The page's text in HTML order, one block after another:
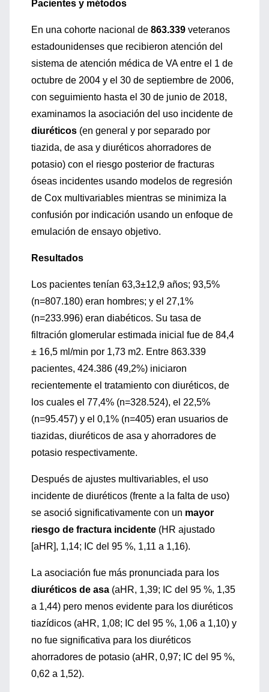
Pacientes y métodos
En una cohorte nacional de 863.339 veteranos
estadounidenses que recibieron atención del
sistema de atención médica de VA entre el 1 de
octubre de 2004 y el 30 de septiembre de 2006,
con seguimiento hasta el 30 de junio de 2018,
examinamos la asociación del uso incidente de
diuréticos (en general y por separado por
tiazida, de asa y diuréticos ahorradores de
potasio) con el riesgo posterior de fracturas
óseas incidentes usando modelos de regresión
de Cox multivariables mientras se minimiza la
confusión por indicación usando un enfoque de
emulación de ensayo objetivo.
Resultados
Los pacientes tenían 63,3±12,9 años; 93,5%
(n=807.180) eran hombres; y el 27,1%
(n=233.996) eran diabéticos. Su tasa de
filtración glomerular estimada inicial fue de 84,4
± 16,5 ml/min por 1,73 m2. Entre 863.339
pacientes, 424.386 (49,2%) iniciaron
recientemente el tratamiento con diuréticos, de
los cuales el 77,4% (n=328.524), el 22,5%
(n=95.457) y el 0,1% (n=405) eran usuarios de
tiazidas, diuréticos de asa y ahorradores de
potasio respectivamente.
Después de ajustes multivariables, el uso
incidente de diuréticos (frente a la falta de uso)
se asoció significativamente con un mayor
riesgo de fractura incidente (HR ajustado
[aHR], 1,14; IC del 95 %, 1,11 a 1,16).
La asociación fue más pronunciada para los
diuréticos de asa (aHR, 1,39; IC del 95 %, 1,35
a 1,44) pero menos evidente para los diuréticos
tiazídicos (aHR, 1,08; IC del 95 %, 1,06 a 1,10) y
no fue significativa para los diuréticos
ahorradores de potasio (aHR, 0,97; IC del 95 %,
0,62 a 1,52).